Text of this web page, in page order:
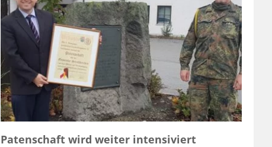
Patenschaft wird weiter intensiviert